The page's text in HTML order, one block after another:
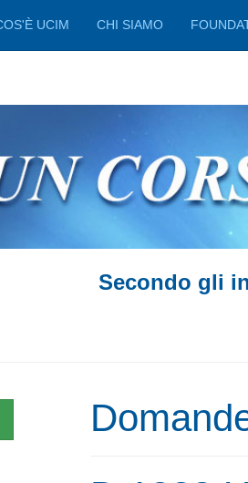
UCIM CHI SIAMO
Secondo gli